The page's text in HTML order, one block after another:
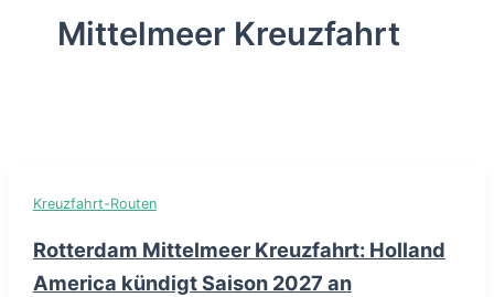
Mittelmeer Kreuzfahrt
Kreuzfahrt-Routen
Rotterdam Mittelmeer Kreuzfahrt: Holland
America kündigt Saison 2027 an